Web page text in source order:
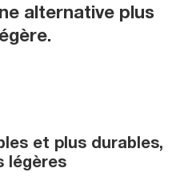
alternative plus
et plus durables,
légères